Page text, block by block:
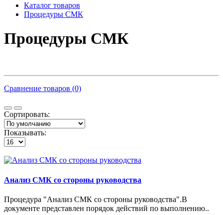
Каталог товаров
Процедуры СМК
Процедуры СМК
Сравнение товаров (0)
Сортировать:
Показывать:
Анализ СМК со стороны руководства
Процедура "Анализ СМК со стороны руководства".В
документе представлен порядок действий по выполнению..